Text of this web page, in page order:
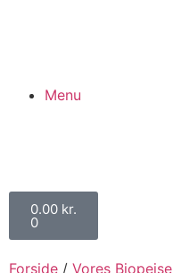
Menu
0.00 kr.
0
Forside / Vores Biopejse